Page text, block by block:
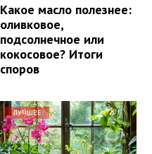
Какое масло полезнее:
оливковое,
подсолнечное или
кокосовое? Итоги
споров
ЛУЧШЕЕ